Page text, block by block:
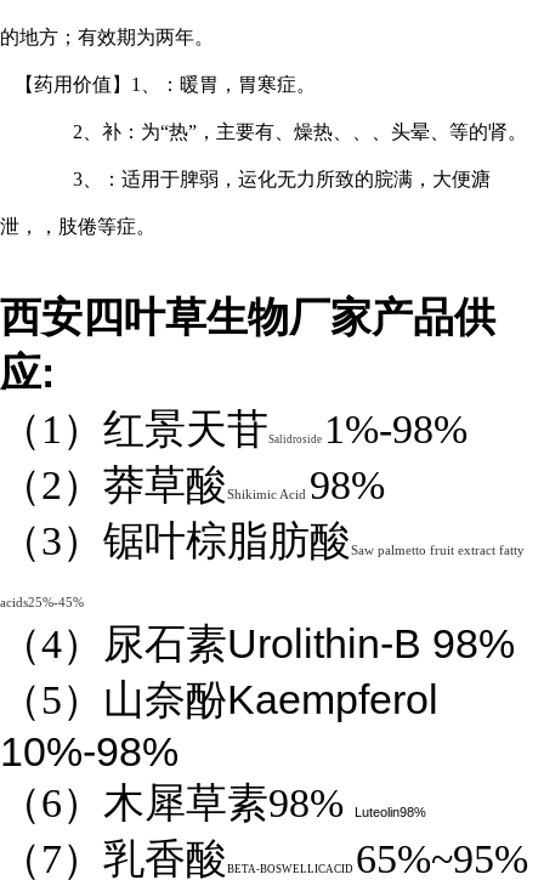
的地方；有效期为两年。
【药用价值 】 1、：暖胃，胃寒症。
2、补：为“热”，主要有、燥热、、、头晕、等的肾。
3、：适用于脾弱，运化无力所致的脘满，大便溏
泄，，肢倦等症。
西安四叶草生物厂家产品供
应:
（1）红景天苷Salidroside 1%-98%
（2）莽草酸Shikimic Acid 98%
（3）锯叶棕脂肪酸Saw palmetto fruit extract fatty
acids25%-45%
（4） 尿石素Urolithin-B 98%
（5）山奈酚Kaempferol
10%-98%
（6）木犀草素98% Luteolin98%
（7）乳香酸 BETA-BOSWELLICACID 65%~95%